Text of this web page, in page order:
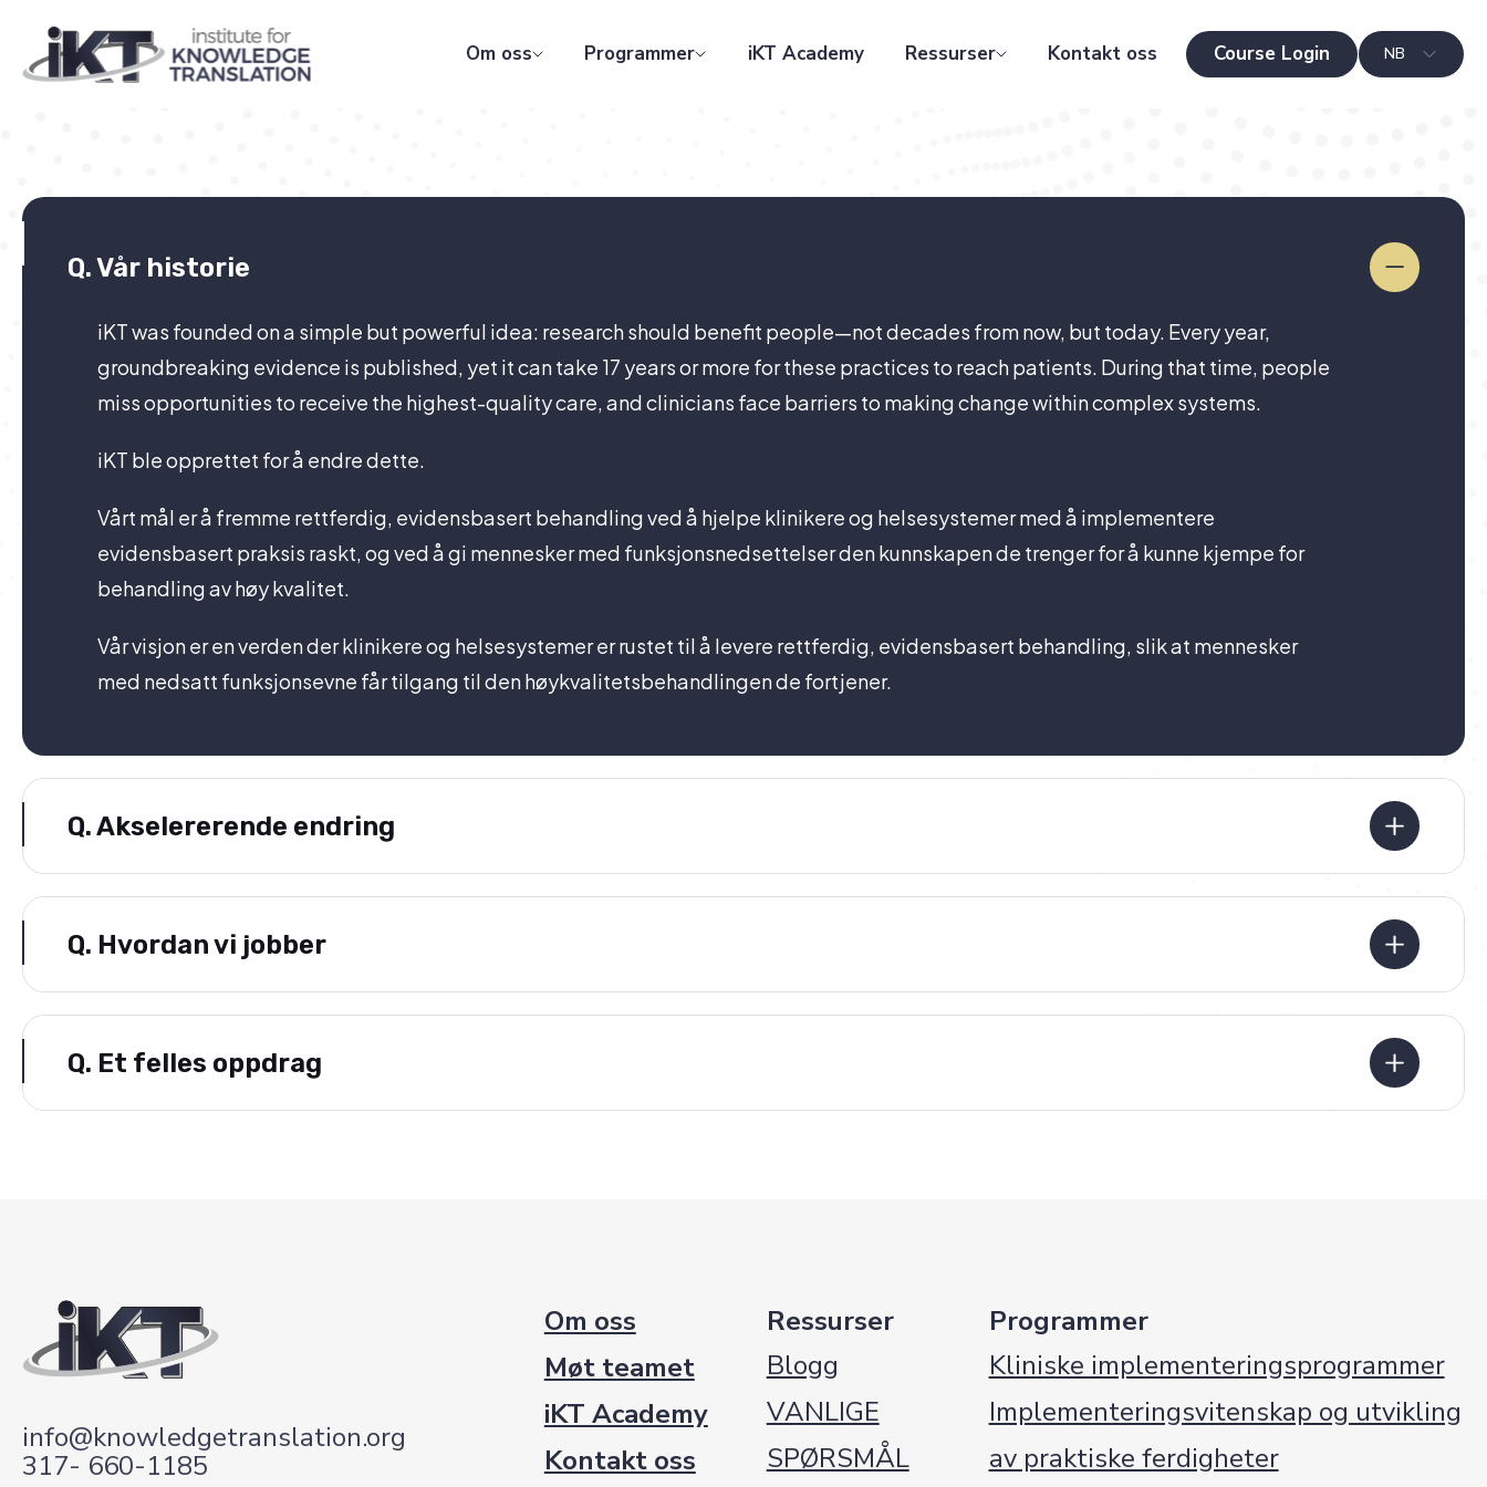
Om oss Programmer iKT Academy Ressurser Kontakt oss Course Login NB
Q.Vår historie
iKT was founded on a simple but powerful idea: research should benefit people—not decades from now, but today. Every year,
groundbreaking evidence is published, yet it can take 17 years or more for these practices to reach patients. During that time, people
miss opportunities to receive the highest-quality care, and clinicians face barriers to making change within complex systems.
iKT ble opprettet for å endre dette.
Vårt mål er å fremme rettferdig, evidensbasert behandling ved å hjelpe klinikere og helsesystemer med å implementere
evidensbasert praksis raskt, og ved å gi mennesker med funksjonsnedsettelser den kunnskapen de trenger for å kunne kjempe for
behandling av høy kvalitet.
Vår visjon er en verden der klinikere og helsesystemer er rustet til å levere rettferdig, evidensbasert behandling, slik at mennesker
med nedsatt funksjonsevne får tilgang til den høykvalitetsbehandlingen de fortjener.
Q.Akselererende endring
Q. Hvordan vi jobber
Q. Et felles oppdrag
info@knowledgetranslation.org
317- 660-1185
Om oss
Møt teamet
iKT Academy
Kontakt oss
Ressurser
Blogg
VANLIGE
SPØRSMÅL
Programmer
Kliniske implementeringsprogrammer
Implementeringsvitenskap og utvikling
av praktiske ferdigheter